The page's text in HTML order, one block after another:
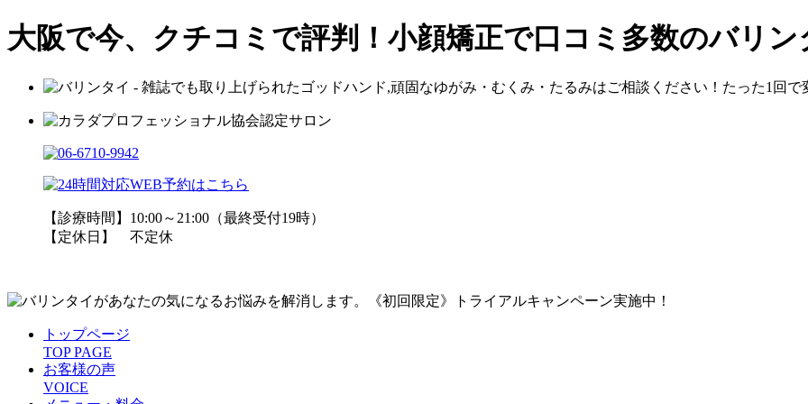
大阪で今、クチコミで評判！小顔矯正で口コミ多数のバリン
【診療時間】10:00～21:00（最終受付19時）
【定休日】 不定休
トップページ
TOP PAGE
お客様の声
VOICE